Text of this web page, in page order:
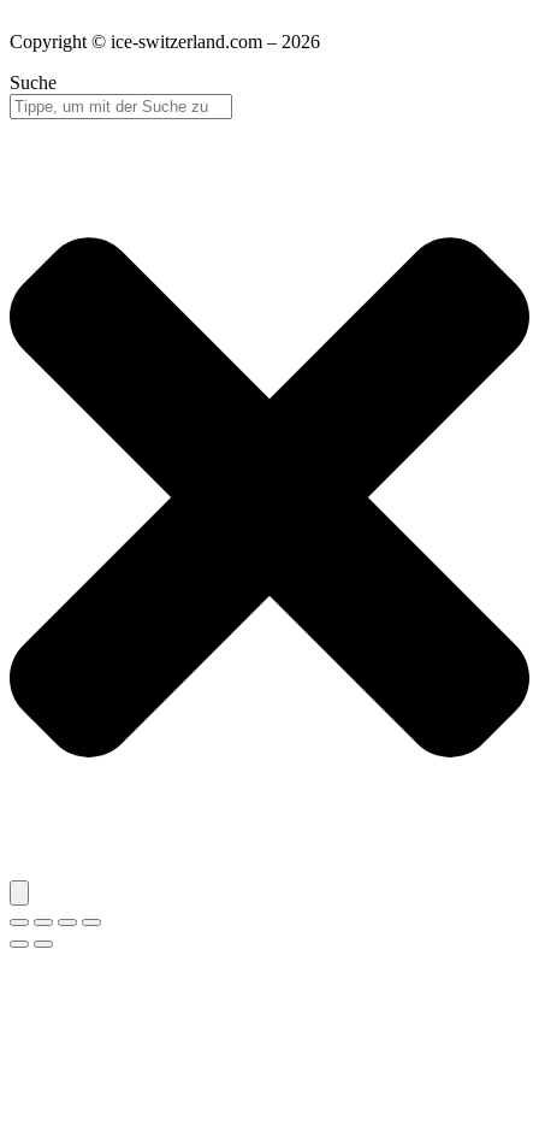
Copyright © ice-switzerland.com – 2026
Suche